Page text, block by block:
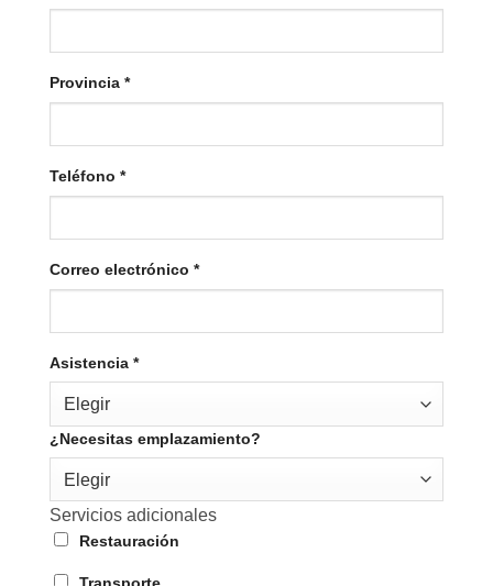
Provincia *
Teléfono *
Correo electrónico *
Asistencia *
Elegir
¿Necesitas emplazamiento?
Elegir
Servicios adicionales
Restauración